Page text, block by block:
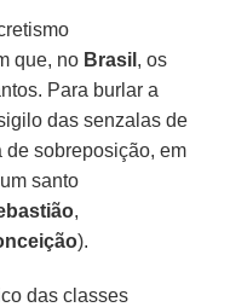
que, no Brasil , os
Para burlar a
das senzalas de
de sobreposição, em
santo
,
).
das classes